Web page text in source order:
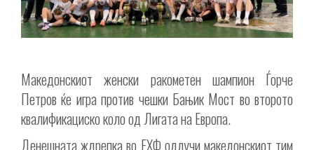
Македонскиот женски ракометен шампион Ѓорче
Петров ќе игра против чешки Бањик Мост во второто
квалификациско коло од Лигата на Европа.
Денешната ждрепка во ЕХФ одлучи македонскиот тим